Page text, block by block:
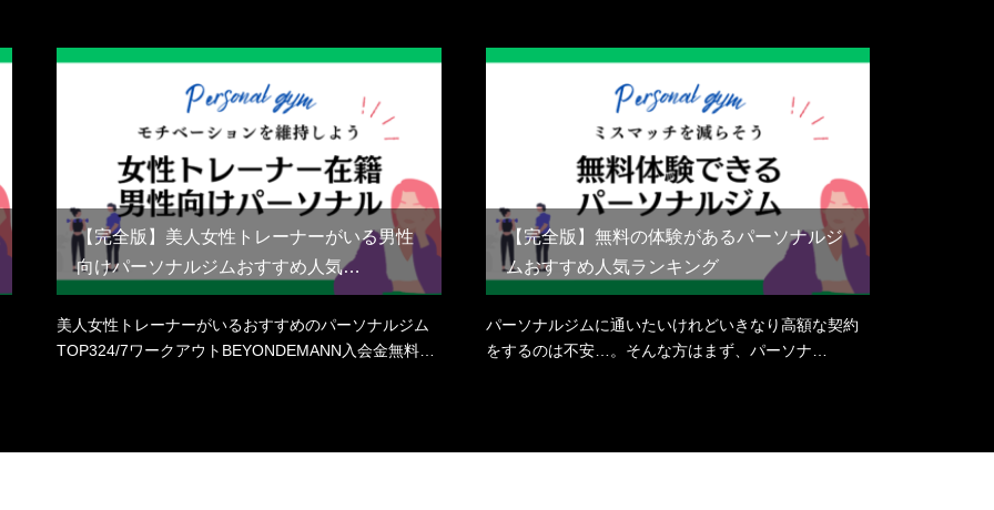
【完全版】美人女性トレーナーがいる男性
向けパーソナルジムおすすめ人気…
美人女性トレーナーがいるおすすめのパーソナルジム
TOP324/7ワークアウトBEYONDEMANN入会金無料…
【完全版】無料の体験があるパーソナルジ
ムおすすめ人気ランキング
パーソナルジムに通いたいけれどいきなり高額な契約
をするのは不安…。そんな方はまず、パーソナ…